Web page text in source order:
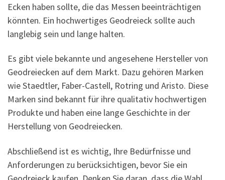
Ecken haben sollte, die das Messen beeinträchtigen
könnten. Ein hochwertiges Geodreieck sollte auch
langlebig sein und lange halten.
Es gibt viele bekannte und angesehene Hersteller von
Geodreiecken auf dem Markt. Dazu gehören Marken
wie Staedtler, Faber-Castell, Rotring und Aristo. Diese
Marken sind bekannt für ihre qualitativ hochwertigen
Produkte und haben eine lange Geschichte in der
Herstellung von Geodreiecken.
Abschließend ist es wichtig, Ihre Bedürfnisse und
Anforderungen zu berücksichtigen, bevor Sie ein